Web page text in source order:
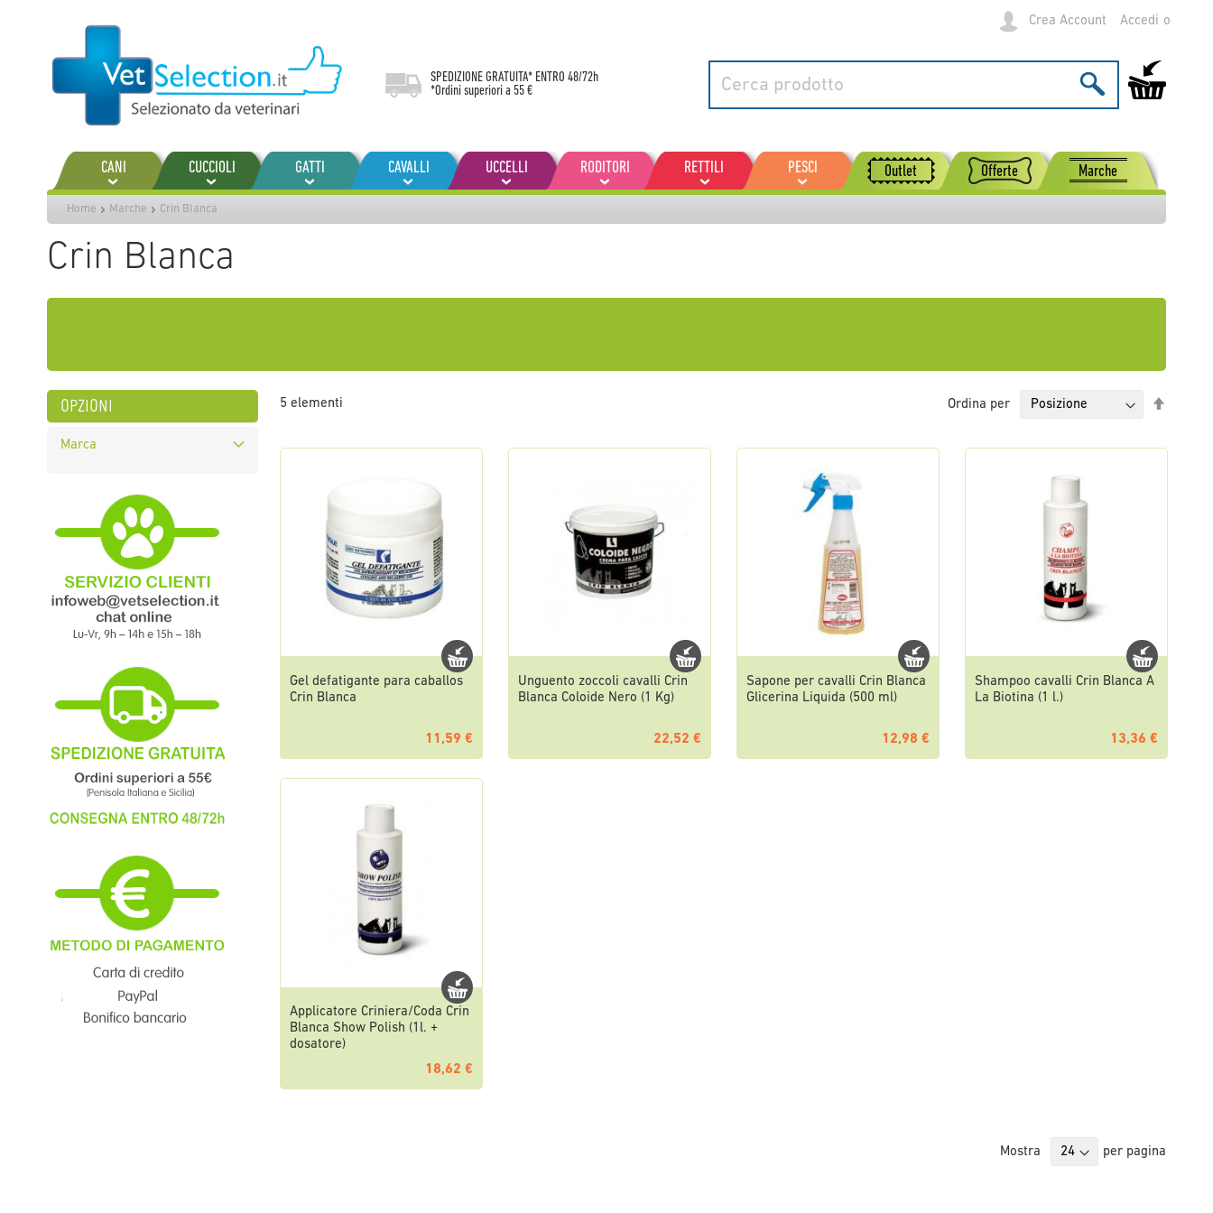
contenuto
Crea Account Accedi
SPEDIZIONE GRATUITA* ENTRO 48/72h
*Ordini superiori a 55 €
Carrello
CANI CUCCIOLI GATTI CAVALLI UCCELLI RODITORI RETTILI PESCI Outlet Offerte Marche
Home Marche Crin Blanca
Crin Blanca
5 elementi Ordina per
Gel defatigante para caballos
Crin Blanca
11,59 €
Unguento zoccoli cavalli Crin
Blanca Coloide Nero (1 Kg)
22,52 €
Sapone per cavalli Crin Blanca
Glicerina Liquida (500 ml)
12,98 €
Shampoo cavalli Crin Blanca A
La Biotina (1 l.)
13,36 €
Applicatore Criniera/Coda Crin
Blanca Show Polish (1l. +
dosatore)
18,62 €
Mostra per pagina
opzioni
Marca